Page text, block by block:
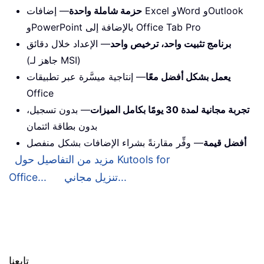
حزمة شاملة واحدة— إضافات Excel وWord وOutlook
وPowerPoint بالإضافة إلى Office Tab Pro
برنامج تثبيت واحد، ترخيص واحد— الإعداد خلال دقائق
(جاهز لـ MSI)
يعمل بشكل أفضل معًا— إنتاجية ميسَّرة عبر تطبيقات
Office
تجربة مجانية لمدة 30 يومًا بكامل الميزات
— بدون تسجيل،
بدون بطاقة ائتمان
أفضل قيمة— وفِّر مقارنةً بشراء الإضافات بشكل منفصل
مزيد من التفاصيل حول Kutools for
Office...
تنزيل مجاني...
تابعنا